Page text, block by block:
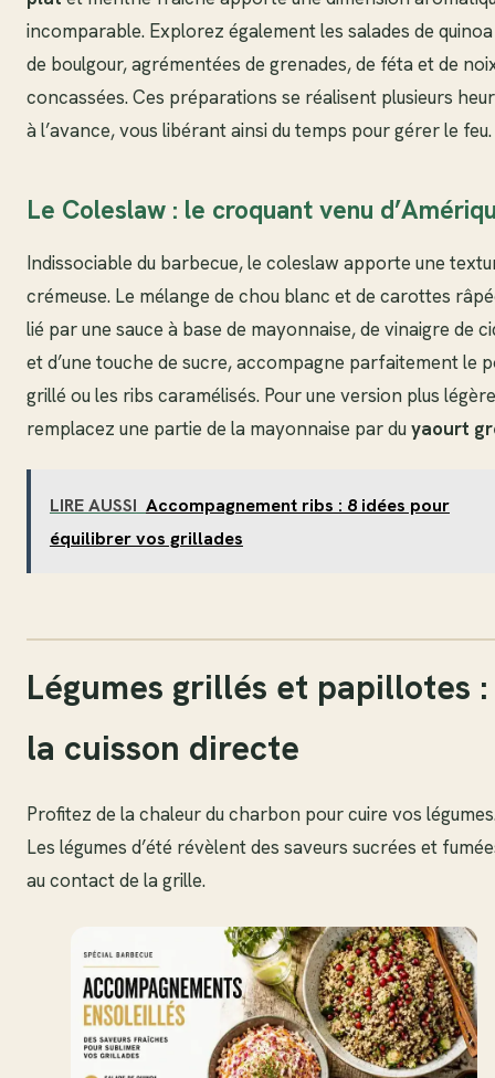
incomparable. Explorez également les salades de
de boulgour, agrémentées de grenades, de féta et de
concassées. Ces préparations se réalisent plusieurs
à l’avance, vous libérant ainsi du temps pour gérer le feu.
Le Coleslaw : le croquant venu
Indissociable du barbecue, le coleslaw apporte une
crémeuse. Le mélange de chou blanc et de carottes
lié par une sauce à base de mayonnaise, de vinaigre de
et d’une touche de sucre, accompagne parfaitement le
grillé ou les ribs caramélisés. Pour une version plus
remplacez une partie de la mayonnaise par du yaourt
LIRE AUSSI Accompagnement ribs : 8 idées pour
équilibrer vos grillades
Légumes grillés et papillotes :
la cuisson directe
Profitez de la chaleur du charbon pour cuire vos
Les légumes d’été révèlent des saveurs sucrées et
au contact de la grille.